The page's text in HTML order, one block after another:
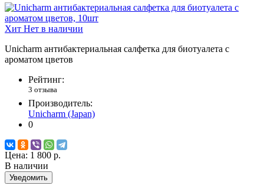
Хит Нет в наличии
Unicharm антибактериальная салфетка для биотуалета с
ароматом цветов
Рейтинг:
3 отзыва
Производитель:
Unicharm (Japan)
0
Цена: 1 800 р.
В наличии
Уведомить